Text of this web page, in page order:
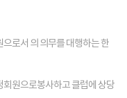
로서 의 의무를 대행하는 한
회원으로봉사하고 클럽에 상당